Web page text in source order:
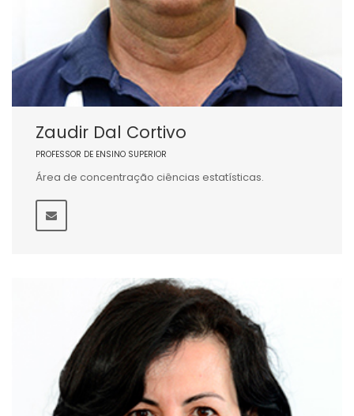
Zaudir Dal Cortivo
PROFESSOR DE ENSINO SUPERIOR
Área de concentração ciências estatísticas.